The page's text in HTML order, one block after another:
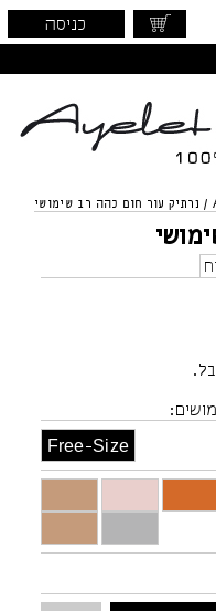
כניסה
/ נרתיק עור חום כהה רב שימושי
Free-Size